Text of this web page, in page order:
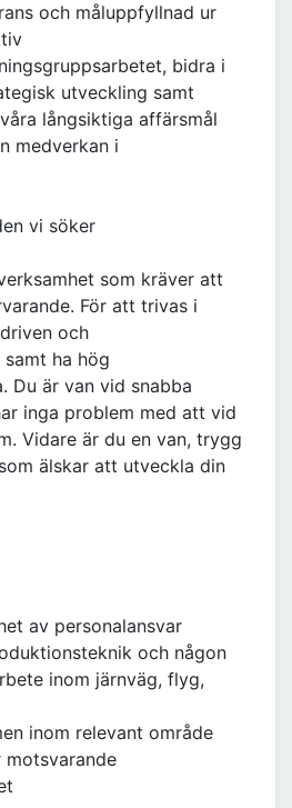
och måluppfyllnad ur
bidra i
utveckling samt
långsiktiga affärsmål
medverkan i
vi söker
som kräver att
För att trivas i
och
ha hög
Du är van vid snabba
inga problem med att vid
Vidare är du en van, trygg
älskar att utveckla din
av personalansvar
och någon
inom järnväg, flyg,
inom relevant område
motsvarande